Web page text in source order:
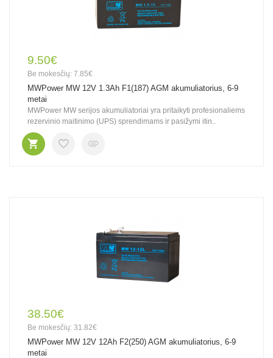
9.50€
Be mokesčių: 7.85€
MWPower MW 12V 1.3Ah F1(187) AGM akumuliatorius, 6-9
metai
MWPower MW serijos akumuliatoriai yra pritaikyti profesionaliems
rezervinio maitinimo (UPS) sprendimams ir pasižymi itin..
38.50€
Be mokesčių: 31.82€
MWPower MW 12V 12Ah F2(250) AGM akumuliatorius, 6-9
metai